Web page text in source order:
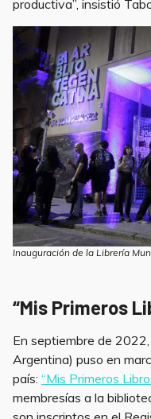
productiva”, insistió
Inauguración de la Librería
“Mis Primeros
En septiembre de
Argentina) puso en
país: “Mis Primeros
membresías a la